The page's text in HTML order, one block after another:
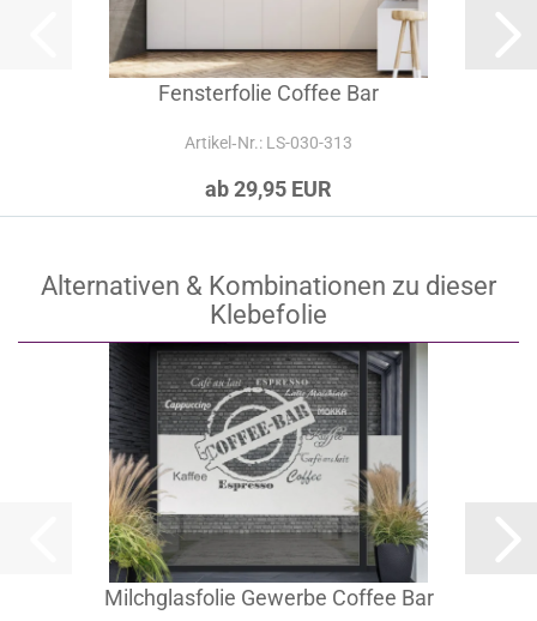
Fensterfolie Coffee Bar
Artikel‑Nr.: LS-030-313
ab 29,95 EUR
Alternativen & Kombinationen zu dieser
Klebefolie
Milchglasfolie Gewerbe Coffee Bar